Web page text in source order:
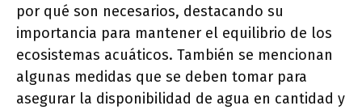
por qué son necesarios, destacando su
importancia para mantener el equilibrio de los
ecosistemas acuáticos. También se mencionan
algunas medidas que se deben tomar para
asegurar la disponibilidad de agua en cantidad y